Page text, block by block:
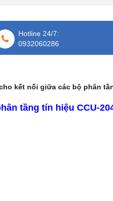
Hotline 24/7:
0932060286
kết nối giữa các bộ phân
tầng tín hiệu CCU-